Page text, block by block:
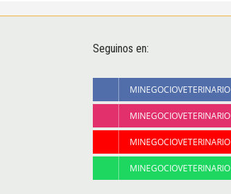
Seguinos en:
MINEGOCIOVETERINARIO
MINEGOCIOVETERINARIO
MINEGOCIOVETERINARIO
MINEGOCIOVETERINARIO